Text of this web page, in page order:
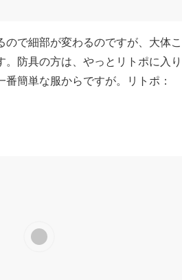
ので細部が変わるのですが、大体こ
。防具の方は、やっとリトポに入り
番簡単な服からですが。リトポ：